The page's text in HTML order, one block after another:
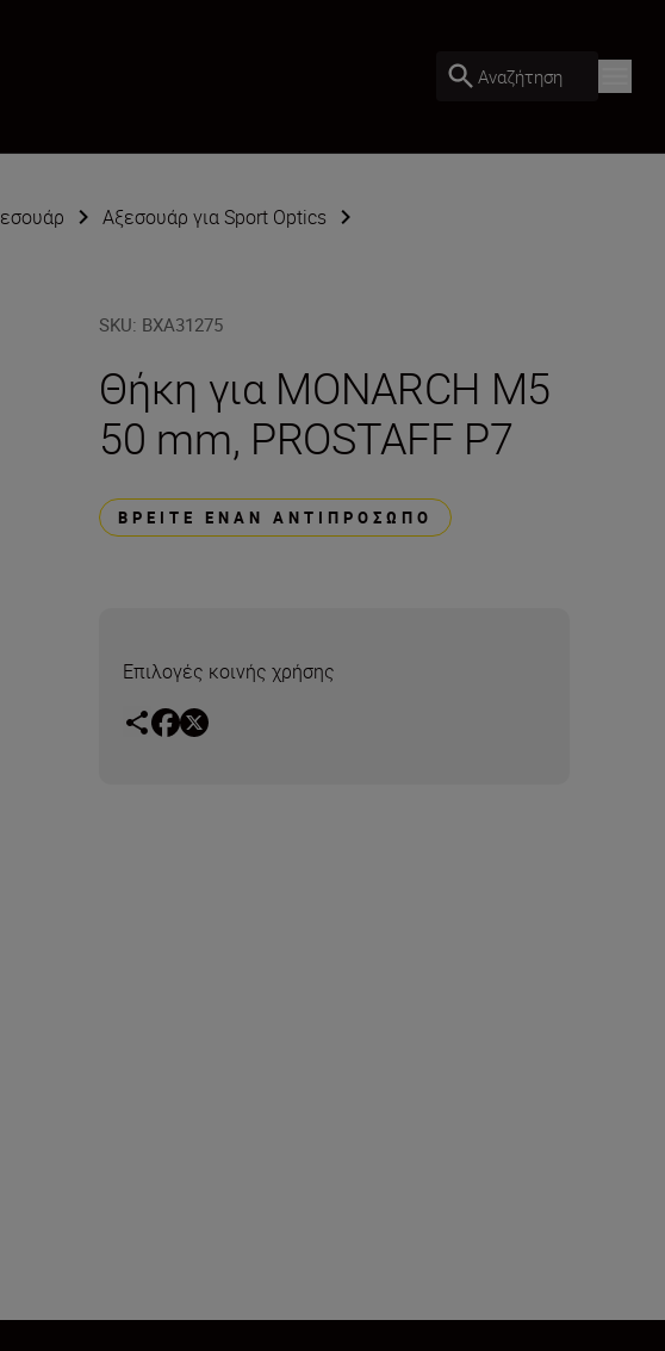
Αναζήτηση
Αξεσουάρ για Sport Optics
SKU: BXA31275
Θήκη για MONARCH M5
50 mm, PROSTAFF P7
ΒΡΕΊΤΕ ΈΝΑΝ ΑΝΤΙΠΡΌΣΩΠΟ
Επιλογές κοινής χρήσης